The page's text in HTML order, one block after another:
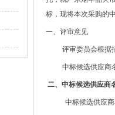
标，现将本次采购的
一、评审意见
评审委员会根据
中标候选供应商
二、 中标候选供应商
中标候选供应